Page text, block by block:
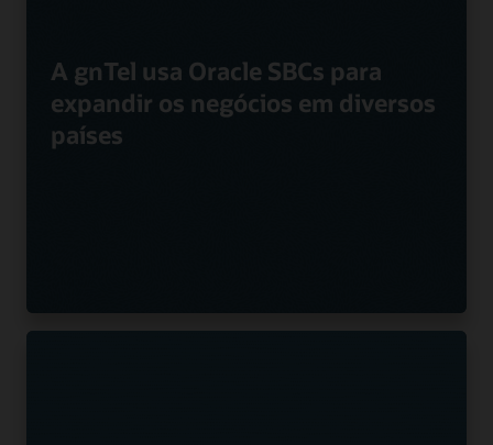
A gnTel usa Oracle SBCs para
expandir os negócios em diversos
países